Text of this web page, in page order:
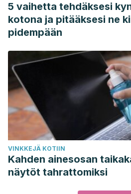
5 vaihetta tehdäksesi
kotona ja pitääksesi ne
pidempään
VINKKEJÄ KOTIIN
Kahden ainesosan
näytöt tahrattomiksi